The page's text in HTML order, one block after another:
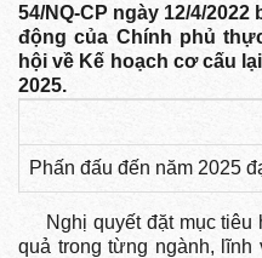
54/NQ-CP ngày 12/4/
động của Chính phủ
hội về Kế hoạch cơ cấu
2025.
Phấn đấu đến năm 2025
Nghị quyết đặt mục tiêu
quả trong từng ngành,